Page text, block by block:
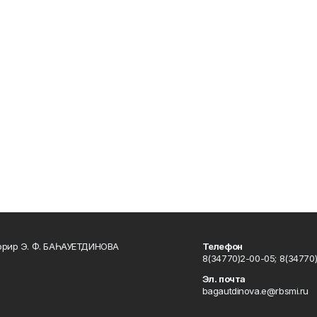
Э. Ф. БАҺАУЕТДИНОВА
Телефон
8(34770)2-00-05;
Эл. почта
bagautdinova.e@rbsmi.ru